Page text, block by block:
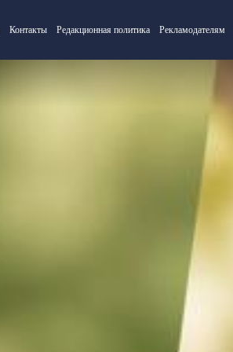
Контакты Редакционная политика Рекламодателям